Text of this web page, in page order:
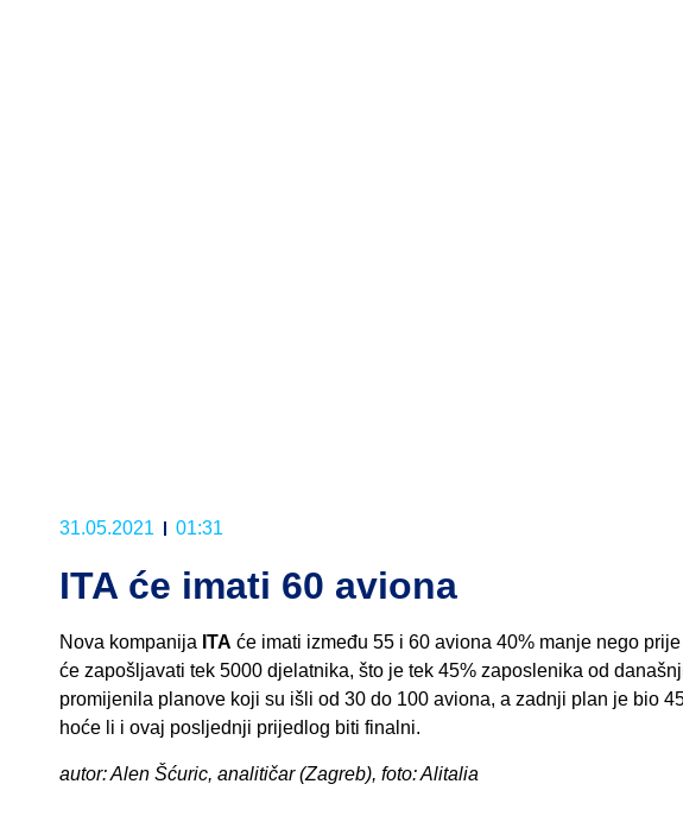
31.05.2021 01:31
ITA će imati 60 aviona
Nova kompanija ITA će imati između 55 i 60 aviona 40% manje nego
će zapošljavati tek 5000 djelatnika, što je tek 45% zaposlenika od
promijenila planove koji su išli od 30 do 100 aviona, a zadnji plan je bio
hoće li i ovaj posljednji prijedlog biti finalni.
autor: Alen Šćuric, analitičar (Zagreb), foto: Alitalia